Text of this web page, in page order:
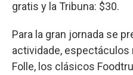
gratis y la Tribuna: $30.
Para la gran jornada se
actividade,
Folle, los clásicos